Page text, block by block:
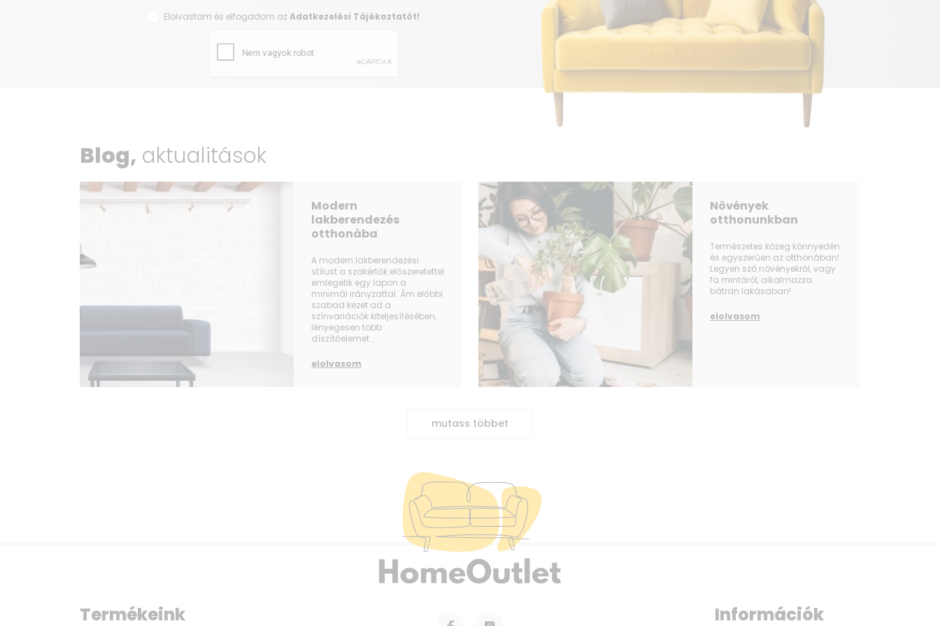
különösen gyermekes háztartásokban, kisvállalkozásokban, kioszkokban vagy
italait és ételeit, a keringető ventilátor pedig optimális légáramlást biztosít a
A fokozatmentes hőmérséklet-szabályozással egyedileg állíthatja be a
hőmérséklet-tartományt 0°C és +10°C között.
A 6 állítható magasságú drótpolc polconként akár 30 kg-ig is terhelhető, és
minden helyiség igazi fénypontja.
Legyen szó konyháról, buliteremről vagy irodáról – a Bomann KSG 7351 ideális
hűtőszekrény italok és egyebek tárolására.
Elolvastam és elfogadom azAdatkezelési Tájékoztatót!
Blog, aktualitások
Modern
lakberendezés
otthonába
A modern lakberendezési
stílust a szakértők előszeretettel
emlegetik egy lapon a
minimál irányzattal. Ám előbbi
szabad kezet ad a
színvariációk kiteljesítésében,
lényegesen több
díszítőelemet...
elolvasom
Növények
otthonunkban
Természetes közeg könnyedén
és egyszerűen az otthonában!
Legyen szó növényekről, vagy
fa mintáról, alkalmazza
bátran lakásában!
elolvasom
mutass többet
Termékeink Információk